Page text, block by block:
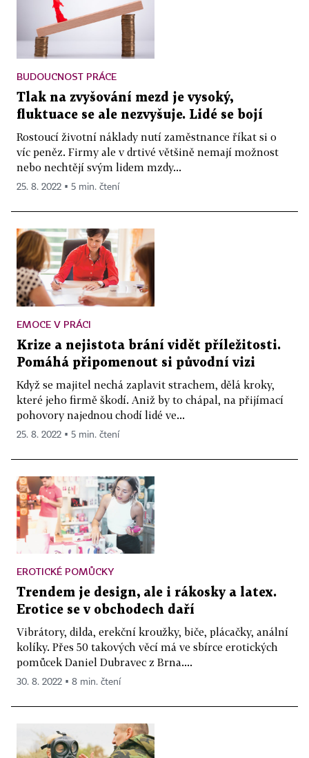
BUDOUCNOST PRÁCE
Tlak na zvyšování mezd je vysoký,
fluktuace se ale nezvyšuje. Lidé se bojí
Rostoucí životní náklady nutí zaměstnance říkat si o
víc peněz. Firmy ale v drtivé většině nemají možnost
nebo nechtějí svým lidem mzdy...
25. 8. 2022 ▪ 5 min. čtení
EMOCE V PRÁCI
Krize a nejistota brání vidět příležitosti.
Pomáhá připomenout si původní vizi
Když se majitel nechá zaplavit strachem, dělá kroky,
které jeho firmě škodí. Aniž by to chápal, na přijímací
pohovory najednou chodí lidé ve...
25. 8. 2022 ▪ 5 min. čtení
EROTICKÉ POMŮCKY
Trendem je design, ale i rákosky a latex.
Erotice se v obchodech daří
Vibrátory, dilda, erekční kroužky, biče, plácačky, anální
kolíky. Přes 50 takových věcí má ve sbírce erotických
pomůcek Daniel Dubravec z Brna....
30. 8. 2022 ▪ 8 min. čtení